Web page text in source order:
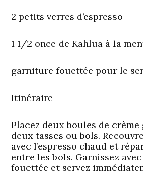
2 petits verres d’espresso
1 1/2 once de Kahlua à la
garniture fouettée pour le
Itinéraire
Placez deux boules de crème
deux tasses ou bols.
avec l’espresso chaud et
entre les bols. Garnissez
fouettée et servez